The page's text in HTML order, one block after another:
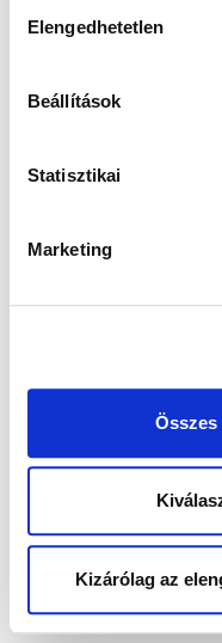
kiválasztása
Elengedhetetlen
Beállítások
Statisztikai
Marketing
Összes
Kizárólag az